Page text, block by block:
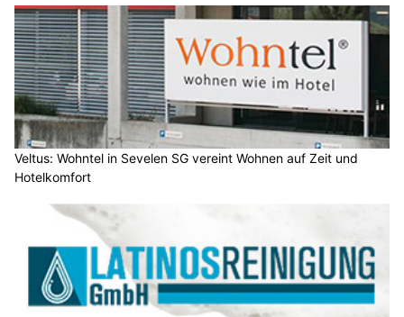
Veltus: Wohntel in Sevelen SG vereint Wohnen auf Zeit und
Hotelkomfort